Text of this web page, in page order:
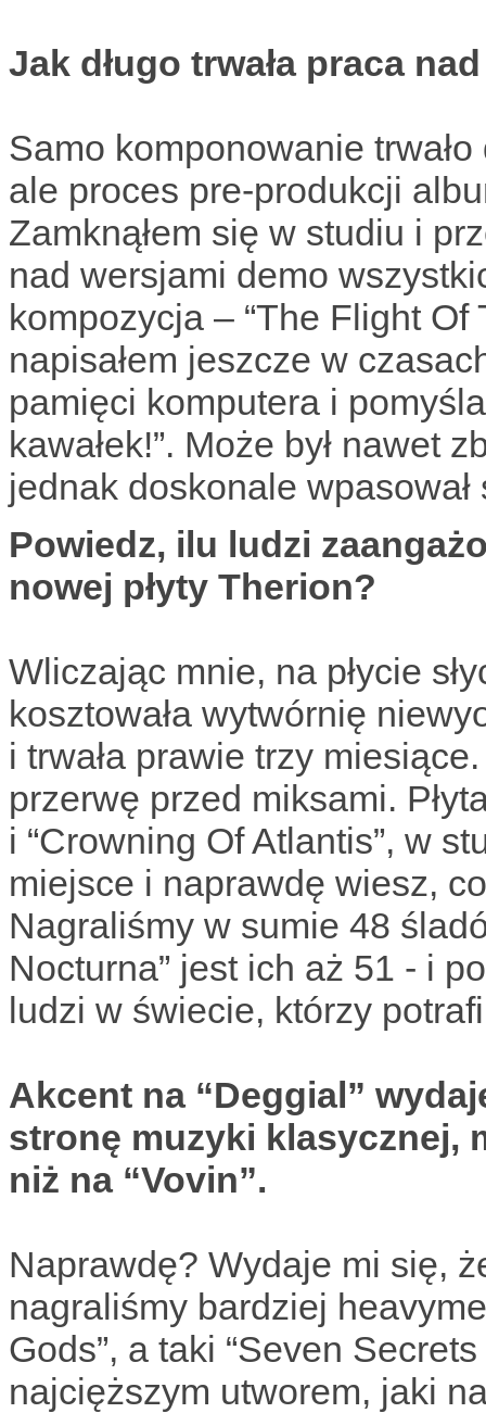
Jak długo trwała praca
Samo komponowanie
ale proces pre-produkcji
Zamknąłem się w studiu i
nad wersjami demo
kompozycja – “The Flight Of
napisałem jeszcze w
pamięci komputera i
kawałek!”. Może był nawet
jednak doskonale
Powiedz, ilu ludzi
nowej płyty Therion?
Wliczając mnie, na płycie
kosztowała wytwórnię
i trwała prawie trzy
przerwę przed miksami.
i “Crowning Of Atlantis”, w
miejsce i naprawdę wiesz,
Nagraliśmy w sumie 48
Nocturna” jest ich aż 51 - i
ludzi w świecie, którzy
Akcent na “Deggial”
stronę muzyki klasycznej,
niż na “Vovin”.
Naprawdę? Wydaje mi się,
nagraliśmy bardziej
Gods”, a taki “Seven
najcięższym utworem, jaki